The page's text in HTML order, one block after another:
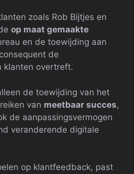
zoals Rob Bijtjes en
op maat gemaakte
en de toewijding aan
de
klanten overtreft.
de toewijding van het
van meetbaar succes,
de aanpassingsvermogen
veranderende digitale
op klantfeedback, past